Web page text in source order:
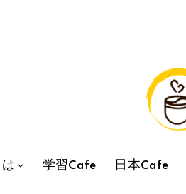
学習Cafe 日本Cafe